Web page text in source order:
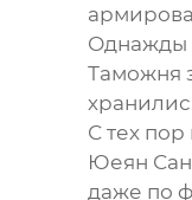
Однажды
Таможня
С тех
Юеян
даже по